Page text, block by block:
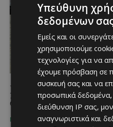
Παραδόθηκε στην
δίκτυο του Ποταμού
ΜΈΝΟΥΜΕ ΕΝΗΜΕΡΩΜΈΝΟΙ
Υπεύθυνη
δεδομένων
Εμείς και οι
χρησιμοποιούμε
τεχνολογίες για να
έχουμε πρόσβαση σε
συσκευή σας και να
προσωπικά
διεύθυνση IP σας,
αναγνωριστικά και